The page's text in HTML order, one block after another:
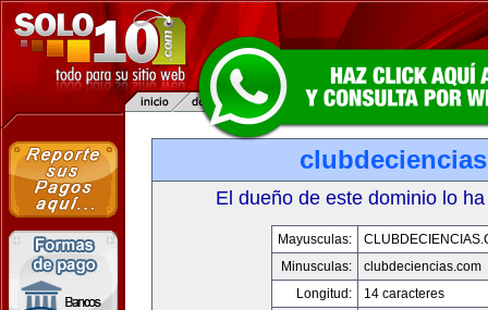
El dueño de este dominio lo
Mayusculas:
Minusculas:
clubdeciencias.com
Longitud:
14 caracteres